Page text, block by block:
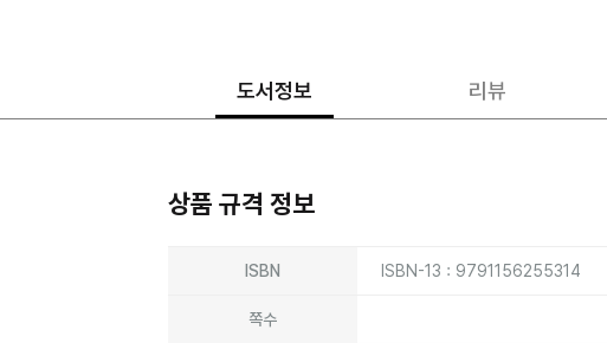
도서정보 리뷰
상품 규격 정보
ISBN ISBN-13 : 9791156255314
쪽수